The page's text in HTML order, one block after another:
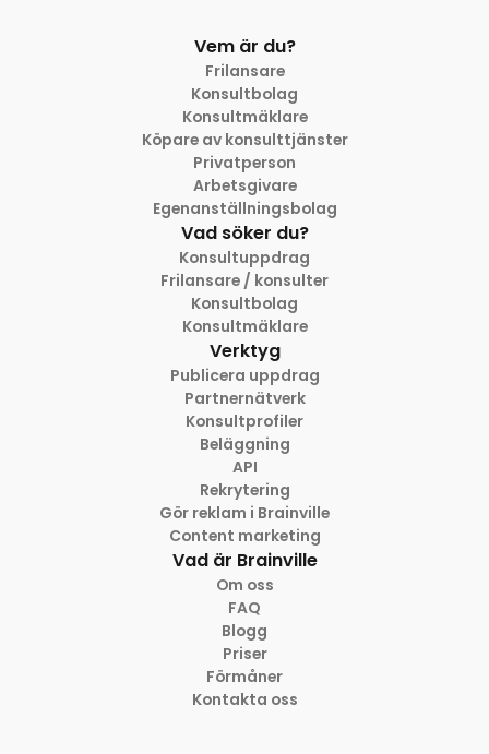
Vem är du?
Frilansare
Konsultbolag
Konsultmäklare
Köpare av konsulttjänster
Privatperson
Arbetsgivare
Egenanställningsbolag
Vad söker du?
Konsultuppdrag
Frilansare / konsulter
Konsultbolag
Konsultmäklare
Verktyg
Publicera uppdrag
Partnernätverk
Konsultprofiler
Beläggning
API
Rekrytering
Gör reklam i Brainville
Content marketing
Vad är Brainville
Om oss
FAQ
Blogg
Priser
Förmåner
Kontakta oss